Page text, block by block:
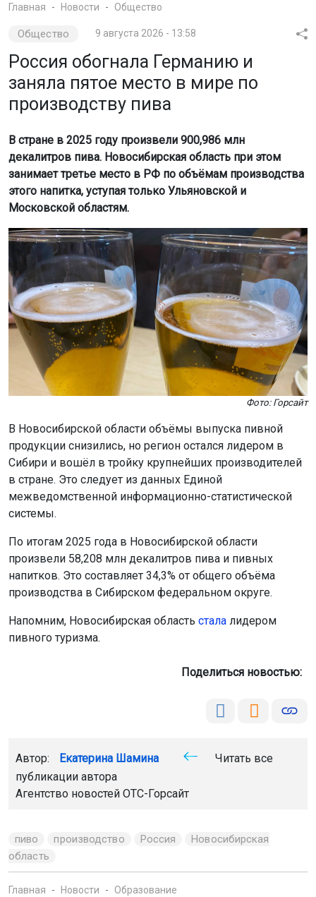
Главная Новости Общество
Общество 9 августа 2026 - 13:58
Россия обогнала Германию и
заняла пятое место в мире по
производству пива
В стране в 2025 году произвели 900,986 млн
декалитров пива. Новосибирская область при этом
занимает третье место в РФ по объёмам производства
этого напитка, уступая только Ульяновской и
Московской областям.
Фото: Горсайт
В Новосибирской области объёмы выпуска пивной
продукции снизились, но регион остался лидером в
Сибири и вошёл в тройку крупнейших производителей
в стране. Это следует из данных Единой
межведомственной информационно-статистической
системы.
По итогам 2025 года в Новосибирской области
произвели 58,208 млн декалитров пива и пивных
напитков. Это составляет 34,3% от общего объёма
производства в Сибирском федеральном округе.
Напомним, Новосибирская область стала лидером
пивного туризма.
Поделиться новостью:
Автор: Екатерина Шамина
Читать все
публикации автора
Агентство новостей ОТС-Горсайт
пиво производство Россия
Новосибирская
область
Главная Новости Образование